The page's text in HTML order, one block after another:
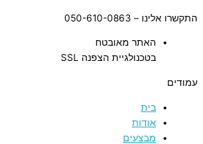
התקשרו אלינו – 050-610-0863
האתר מאובטח
בטכנולגיית הצפנה SSL
עמודים
בית
אודות
מבצעים